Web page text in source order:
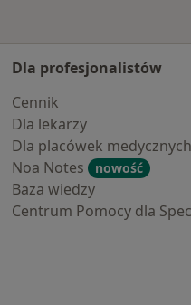
Dla profesjonalistów
Cennik
Dla lekarzy
Dla placówek medycznych
Noa Notes
nowość
Baza wiedzy
Centrum Pomocy dla